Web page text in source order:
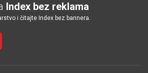
Index bez reklama
i čitajte Index bez bannera.